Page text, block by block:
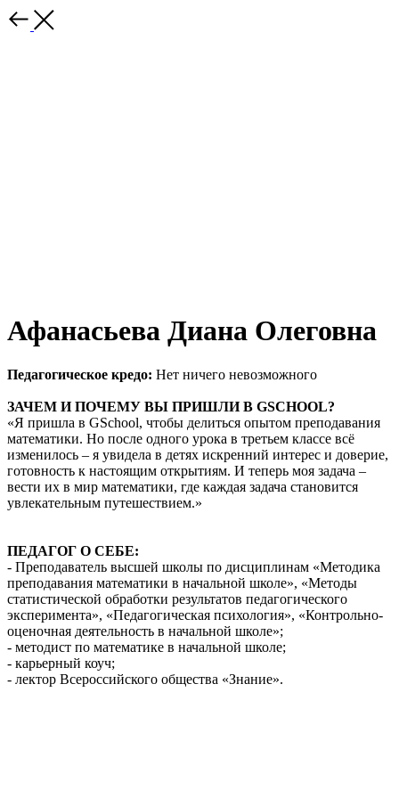
Афанасьева Диана Олеговна
Педагогическое кредо: Нет ничего невозможного
ЗАЧЕМ И ПОЧЕМУ ВЫ ПРИШЛИ В GSCHOOL?
«Я пришла в GSchool, чтобы делиться опытом преподавания
математики. Но после одного урока в третьем классе всё
изменилось – я увидела в детях искренний интерес и доверие,
готовность к настоящим открытиям. И теперь моя задача –
вести их в мир математики, где каждая задача становится
увлекательным путешествием.»
ПЕДАГОГ О СЕБЕ:
- Преподаватель высшей школы по дисциплинам «Методика
преподавания математики в начальной школе», «Методы
статистической обработки результатов педагогического
эксперимента», «Педагогическая психология», «Контрольно-
оценочная деятельность в начальной школе»;
- методист по математике в начальной школе;
- карьерный коуч;
- лектор Всероссийского общества «Знание».